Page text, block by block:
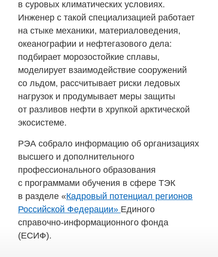
в суровых климатических условиях.
Инженер с такой специализацией работает
на стыке механики, материаловедения,
океанографии и нефтегазового дела:
подбирает морозостойкие сплавы,
моделирует взаимодействие сооружений
со льдом, рассчитывает риски ледовых
нагрузок и продумывает меры защиты
от разливов нефти в хрупкой арктической
экосистеме.
РЭА собрало информацию об организациях
высшего и дополнительного
профессионального образования
с программами обучения в сфере ТЭК
в разделе «Кадровый потенциал регионов
Российской Федерации» Единого
справочно-информационного фонда
(ЕСИФ).